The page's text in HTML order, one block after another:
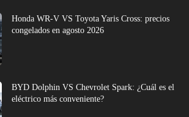
Honda WR-V VS Toyota Yaris Cross: precios
congelados en agosto 2026
BYD Dolphin VS Chevrolet Spark: ¿Cuál es el
eléctrico más conveniente?